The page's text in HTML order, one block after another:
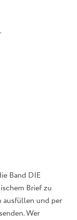
Band DIE
Brief zu
ausfüllen und per
Wer